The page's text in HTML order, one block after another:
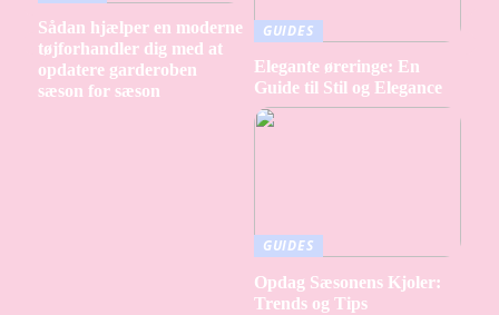
Sådan hjælper en moderne
tøjforhandler dig med at
opdatere garderoben
sæson for sæson
GUIDES
Elegante øreringe: En
Guide til Stil og Elegance
GUIDES
Opdag Sæsonens Kjoler:
Trends og Tips